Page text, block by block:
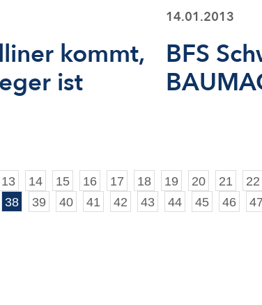
kommt,
ist
14.01.2013
BFS
13 14 15 16 17 18 19 20 21 22
38 39 40 41 42 43 44 45 46 47